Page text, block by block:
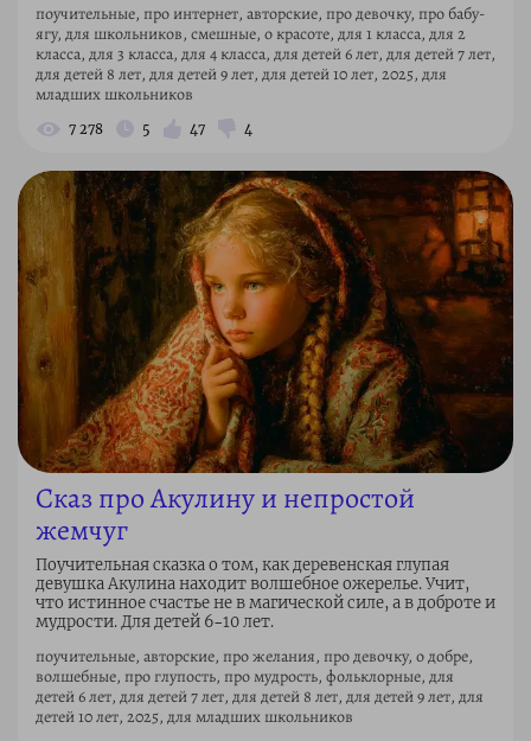
поучительные, про интернет, авторские, про девочку, про бабу-
ягу, для школьников, смешные, о красоте, для 1 класса, для 2
класса, для 3 класса, для 4 класса, для детей 6 лет, для детей 7 лет,
для детей 8 лет, для детей 9 лет, для детей 10 лет, 2025, для
младших школьников
7 278 5 47 4
Сказ про Акулину и непростой
жемчуг
Поучительная сказка о том, как деревенская глупая
девушка Акулина находит волшебное ожерелье. Учит,
что истинное счастье не в магической силе, а в доброте и
мудрости. Для детей 6–10 лет.
поучительные, авторские, про желания, про девочку, о добре,
волшебные, про глупость, про мудрость, фольклорные, для
детей 6 лет, для детей 7 лет, для детей 8 лет, для детей 9 лет, для
детей 10 лет, 2025, для младших школьников